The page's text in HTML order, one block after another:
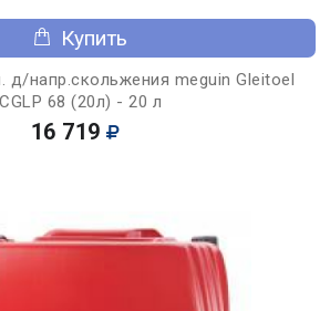
Купить
д/напр.скольжения meguin Gleitoel
CGLP 68 (20л) - 20 л
16 719